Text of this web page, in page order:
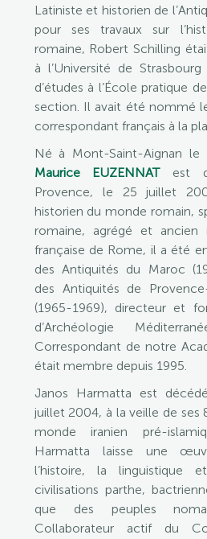
Latiniste et historien de
pour ses travaux sur
romaine, Robert Schilling
à l’Université de
d’études à l’École pratique
section. Il avait été nommé
correspondant français à la
Né à Mont-Saint-Aignan le
Maurice EUZENNATest
Provence, le 25 juillet
historien du monde romain,
romaine, agrégé et ancien
française de Rome, il a été
des Antiquités du Maroc
des Antiquités de
(1965-1969), directeur et
d’Archéologie
Correspondant de notre
était membre depuis 1995.
Janos Harmatta est
juillet 2004, à la veille de ses
monde iranien pré-
Harmatta laisse une
l’histoire, la linguistique
civilisations parthe,
que des peuples
Collaborateur actif du